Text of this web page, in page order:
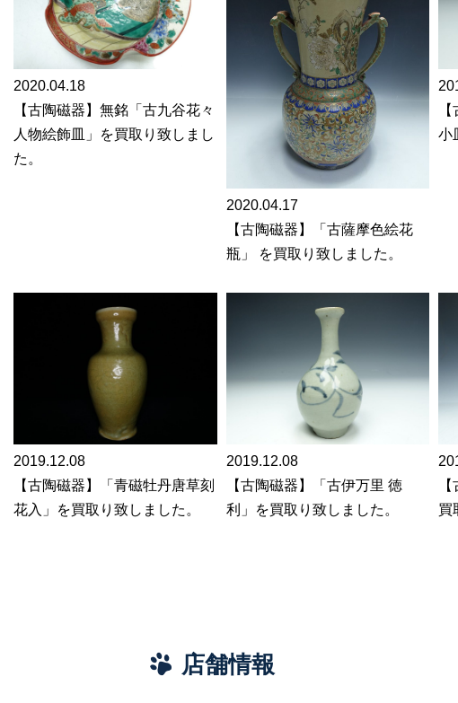
2020.04.18
【古陶磁器】無銘「古九谷花々
人物絵飾皿」を買取り致しまし
た。
2020.04.17
【古陶磁器】「古薩摩色絵花
瓶」 を買取り致しました。
小
2019.12.08
【古陶磁器】「青磁牡丹唐草刻
花入」を買取り致しました。
2019.12.08
【古陶磁器】「古伊万里 徳
利」を買取り致しました。
買
店舗情報